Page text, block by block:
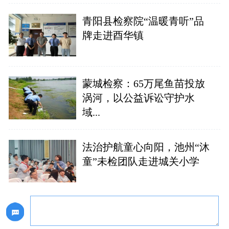
青阳县检察院“温暖青听”品
牌走进酉华镇
蒙城检察：65万尾鱼苗投放
涡河，以公益诉讼守护水
域...
法治护航童心向阳，池州“沐
童”未检团队走进城关小学